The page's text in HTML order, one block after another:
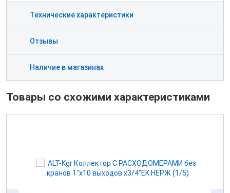
Технические характеристики
Отзывы
Наличие в магазинах
Товары со схожими характеристиками